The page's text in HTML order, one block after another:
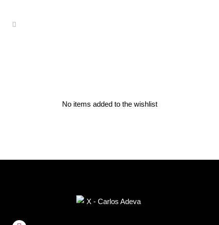
No items added to the wishlist